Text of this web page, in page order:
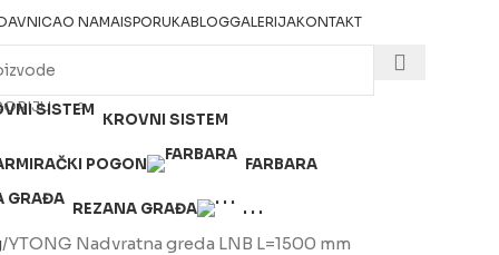
O NAMAISPORUKABLOGGALERIJAKONTAKT
KROVNI SISTEM
POGON FARBARA
REZANA GRAĐA . . .
YTONG Nadvratna greda LNB L=1500 mm